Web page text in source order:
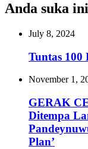
Anda suka ini
July 8, 2024
Tuntas 100
November 1,
‎GERAK
Ditempa
Plan’‎